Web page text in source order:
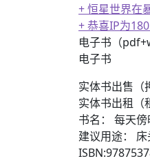
+ 恒星世界在
+ 恭喜IP为
电子书（
电子书
实体书出售（
实体书出租（
书名： 每天
建议用途：